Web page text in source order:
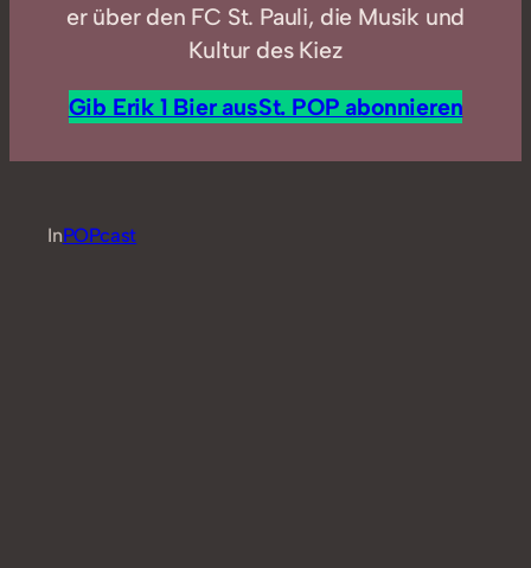
er über den FC St. Pauli, die Musik und
Kultur des Kiez
Gib Erik 1 Bier ausSt. POP abonnieren
InPOPcast